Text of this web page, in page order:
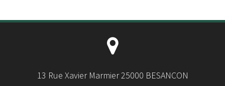
13 Rue Xavier Marmier 25000 BESANCON